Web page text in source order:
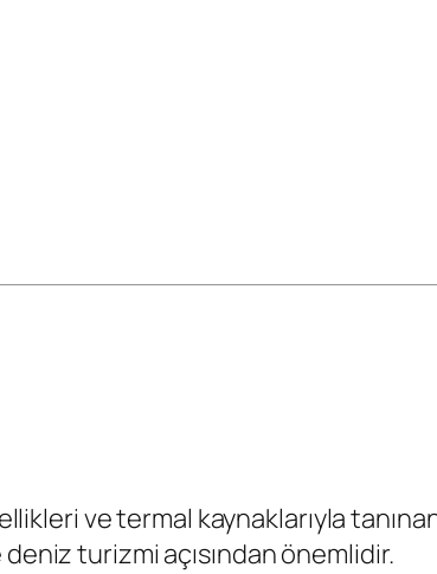
ve termal kaynaklarıyla
turizmi açısından önemlidir.